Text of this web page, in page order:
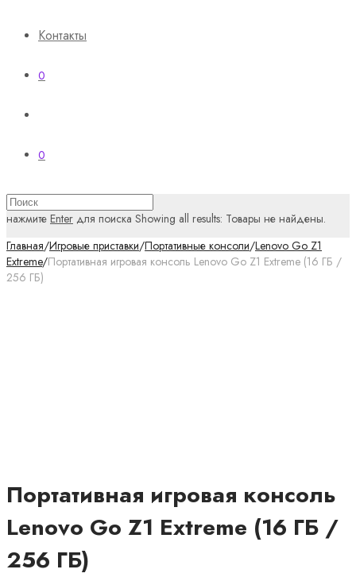
Контакты
0
0
нажмите Enter для поиска Showing all results: Товары не найдены.
Главная/Игровые приставки/Портативные консоли/Lenovo Go Z1
Extreme/Портативная игровая консоль Lenovo Go Z1 Extreme (16 ГБ /
256 ГБ)
Портативная игровая консоль
Lenovo Go Z1 Extreme (16 ГБ /
256 ГБ)